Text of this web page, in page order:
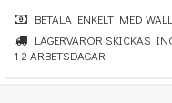
BETALA ENKELT MED
LAGERVAROR SKICKAS
1-2 ARBETSDAGAR